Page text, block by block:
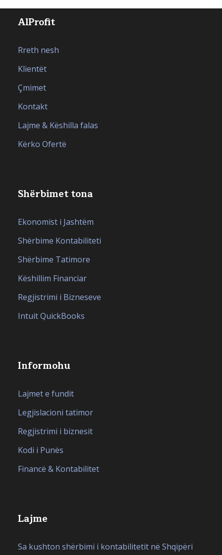
AlProfit
Rreth nesh
Klientët
Çmimet
Kontakt
Lajme & Këshilla falas
Kërko Ofertë
Shërbimet tona
Ekonomist i Jashtëm
Shërbime Kontabiliteti
Shërbime Tatimore
Këshillim Financiar
Regjistrimi i Bizneseve
Intuit QuickBooks
Informohu
Lajmet e fundit
Legjislacioni tatimor
Regjistrimi i biznesit
Kodi i Punës
Financë & Kontabilitet
Lajme
Sa kushton shërbimi i kontabilitetit në Shqipëri